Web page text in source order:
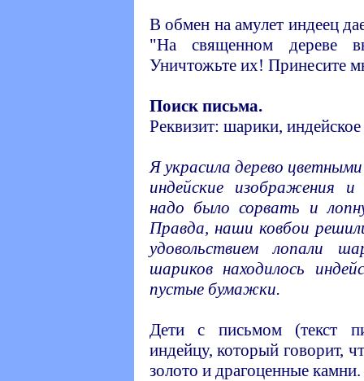
В обмен на амулет индеец
"На священном дереве
Уничтожьте их! Принесите
Поиск письма.
Реквизит: шарики,
Я украсила дерево
индейские изображения
надо было сорвать и
Правда, наши ковбои
удовольствием лопали
шариков находилось
пустые бумажки.
Дети с письмом (текст
индейцу, который говорит,
золото и драгоценные камни.